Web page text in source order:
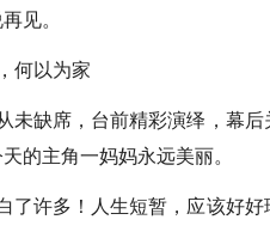
见。
何以为家
缺席，台前精彩演绎，幕后
的主角一妈妈永远美丽。
许多！人生短暂，应该好好